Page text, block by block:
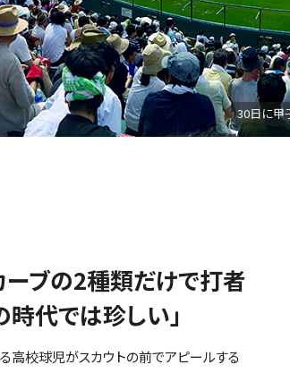
30日に甲
ーブの2種類だけで打者
時代では珍しい」
高校球児がスカウトの前でアピールする